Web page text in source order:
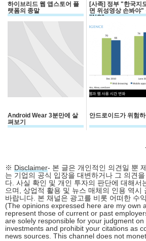
하이브리드 웹 앱스토어 플
랫폼의 종말
[사족] 정부 "한국지
면 위성영상 손봐야"
"NO"
Android Wear 3분만에 살
펴보기
안드로이드가 위험
※ Disclaimer- 본 글은 개인적인 의견일 뿐
는 기업의 공식 입장을 대변하거나 그 의견
다. 사실 확인 및 개인 투자의 판단에 대해서
으며, 상업적 활용 및 뉴스 매체의 인용 역시
바랍니다. 본 채널은 광고를 비롯 어떠한 수
(The opinions expressed here are my own
represent those of current or past
are solely responsible for your judgment
investments and prohibit your citations as
news sources. This channel does not